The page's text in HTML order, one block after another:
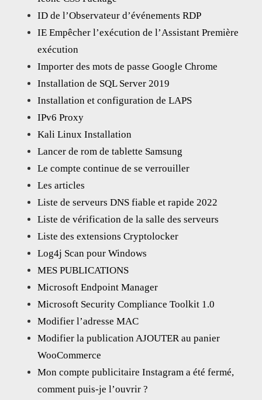
ID de l’Observateur d’événements RDP
IE Empêcher l’exécution de l’Assistant Première
exécution
Importer des mots de passe Google Chrome
Installation de SQL Server 2019
Installation et configuration de LAPS
IPv6 Proxy
Kali Linux Installation
Lancer de rom de tablette Samsung
Le compte continue de se verrouiller
Les articles
Liste de serveurs DNS fiable et rapide 2022
Liste de vérification de la salle des serveurs
Liste des extensions Cryptolocker
Log4j Scan pour Windows
MES PUBLICATIONS
Microsoft Endpoint Manager
Microsoft Security Compliance Toolkit 1.0
Modifier l’adresse MAC
Modifier la publication AJOUTER au panier
WooCommerce
Mon compte publicitaire Instagram a été fermé,
comment puis-je l’ouvrir ?